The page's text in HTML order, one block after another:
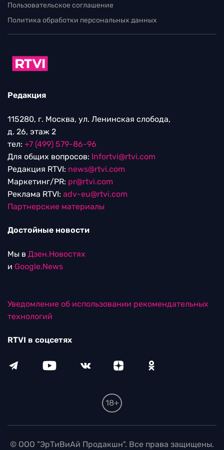
Пользовательское соглашение
Политика обработки персональных данных
Редакция
115280, г. Москва, ул. Ленинская слобода,
д. 26, этаж 2
тел: +7 (499) 579-86-96
Для общих вопросов: Infortvi@rtvi.com
Редакция RTVI: news@rtvi.com
Маркетинг/PR: pr@rtvi.com
Реклама RTVI: adv-eu@rtvi.com
Партнерские материалы
Достойные новости
Мы в Дзен.Новостях
и Google.News
Уведомление об использовании рекомендательных
технологий
RTVI в соцсетях
18+
© ООО "ЭрТиВиАй Продакшн". Все права защищены.